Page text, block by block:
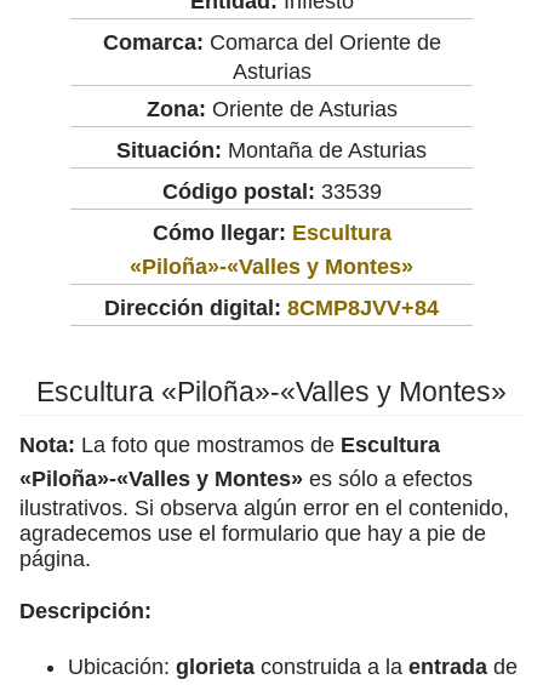
Comarca: Comarca del Oriente de
Asturias
Zona: Oriente de Asturias
Situación: Montaña de Asturias
Código postal: 33539
Cómo llegar: Escultura
«Piloña»-«Valles y Montes»
Dirección digital: 8CMP8JVV+84
Escultura «Piloña»-«Valles y Montes»
Nota: La foto que mostramos de Escultura
«Piloña»-«Valles y Montes» es sólo a efectos
ilustrativos. Si observa algún error en el contenido,
agradecemos use el formulario que hay a pie de
página.
Descripción:
Ubicación: glorieta construida a la entrada de